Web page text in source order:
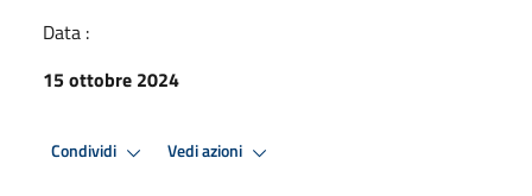
Data :
15 ottobre 2024
Condividi Vedi azioni